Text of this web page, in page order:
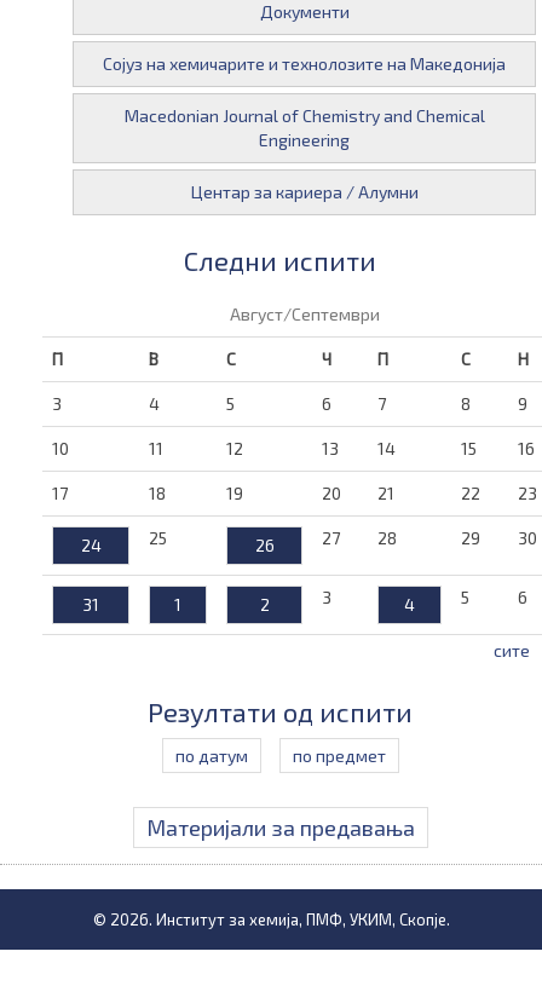
Документи
Сојуз на хемичарите и технолозите на Македонија
Macedonian Journal of Chemistry and Chemical
Engineering
Центар за кариера / Алумни
Следни испити
Август/Септември
П В С Ч П С Н
3 4 5 6 7 8 9
10 11 12 13 14 15 16
17 18 19 20 21 22 23
24 25 26 27 28 29 30
31 1 2 3 4 5 6
сите
Резултати од испити
по датум по предмет
Материјали за предавања
© 2026. Институт за хемија, ПМФ, УКИМ, Скопје.